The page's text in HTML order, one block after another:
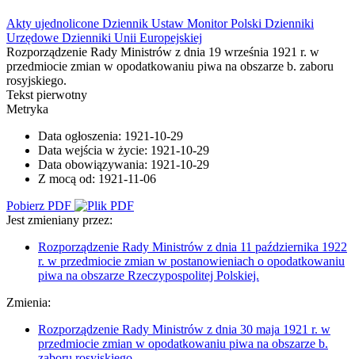
Akty ujednolicone Dziennik Ustaw Monitor Polski Dzienniki
Urzędowe Dzienniki Unii Europejskiej
Rozporządzenie Rady Ministrów z dnia 19 września 1921 r. w
przedmiocie zmian w opodatkowaniu piwa na obszarze b. zaboru
rosyjskiego.
Tekst pierwotny
Metryka
Data ogłoszenia: 1921-10-29
Data wejścia w życie: 1921-10-29
Data obowiązywania: 1921-10-29
Z mocą od: 1921-11-06
Pobierz PDF
Jest zmieniany przez:
Rozporządzenie Rady Ministrów z dnia 11 października 1922
r. w przedmiocie zmian w postanowieniach o opodatkowaniu
piwa na obszarze Rzeczypospolitej Polskiej.
Zmienia:
Rozporządzenie Rady Ministrów z dnia 30 maja 1921 r. w
przedmiocie zmian w opodatkowaniu piwa na obszarze b.